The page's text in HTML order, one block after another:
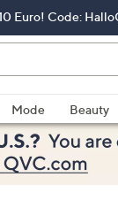
Euro! Code:
Mode Beauty